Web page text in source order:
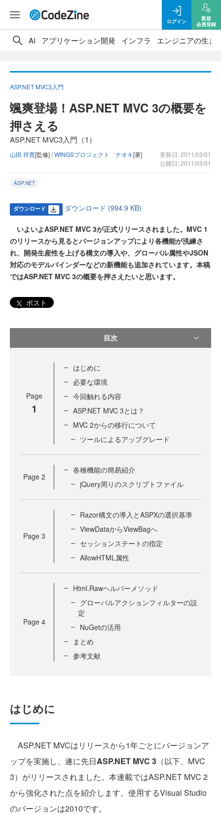
ログイン
新規
会員登録
AI アプリケーション開発 インフラ エンジニアの生き
ASP.NET MVC3入門
颯爽登場！ASP.NET MVC 3の概要を
押さえる
ASP.NET MVC3入門（1）
山田 祥寛[監修] /WINGSプロジェクト ナオキ[著]
更新日: 2011/03/01
公開日: 2011/03/01
ASP.NET
ダウンロード ダウンロード (994.9 KB)
いよいよASP.NET MVC 3が正式リリースされました。MVC 1
のリリースから見るとバージョンアップにより各機能が洗練さ
れ、開発生産性を上げる構文の導入や、グローバル属性やJSON
対応のモデルバインダーなどの新機能も追加されています。本稿
ではASP.NET MVC 3の概要を押さえたいと思います。
ポスト
目次
Page
1
はじめに
必要な環境
今回触れる内容
ASP.NET MVC 3とは？
MVC 2からの移行について
ツールによるアップグレード
Page 2
各種機能の簡易紹介
jQuery周りのスクリプトファイル
Page 3
Razor構文の導入とASPXの選択基準
ViewDataからViewBagへ
セッションステートの指定
AllowHTML属性
Page 4
Html.Rawヘルパーメソッド
グローバルアクションフィルターの設
定
NuGetの活用
まとめ
参考文献
はじめに
ASP.NET MVCはリリースから1年ごとにバージョンア
ップを実施し、遂に先日ASP.NET MVC 3 （以下、MVC
3）がリリースされました。本連載ではASP.NET MVC 2
から強化された点を紹介します。使用するVisual Studio
のバージョンは2010です。